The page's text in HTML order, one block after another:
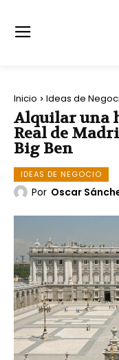
Inicio Ideas de
Alquilar una
Real de
Big Ben
IDEAS DE NEGOCIO
Por Oscar